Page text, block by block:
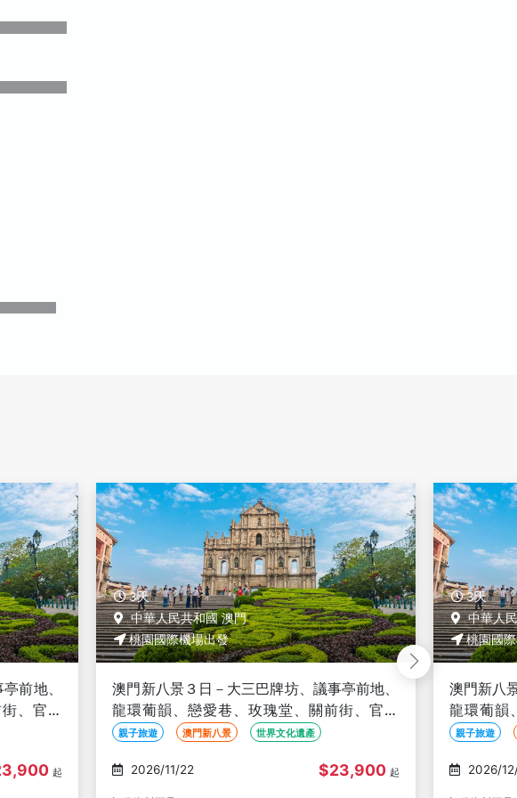
前地、
、官也
起
3天
中華人民共和國 澳門
桃園國際機場出發
澳門新八景３日－大三巴牌坊、議事亭前地、
龍環葡韻、戀愛巷、玫瑰堂、關前街、官也
街、含水舞間景觀席
親子旅遊 澳門新八景 世界文化遺產
2026/12/06 $23,900 起
3天
中華人
桃園國
澳門新八
龍環葡韻
街、含水
親子旅遊
2026/